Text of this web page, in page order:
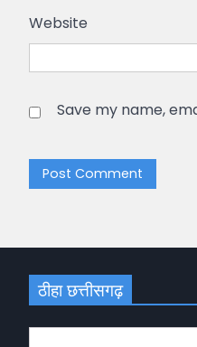
Website
Save my name,
ठीहा छत्तीसगढ़